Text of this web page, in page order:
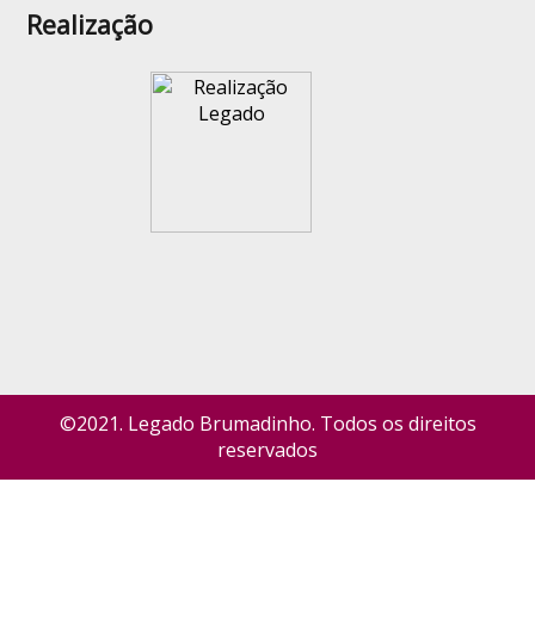
Realização
©2021. Legado Brumadinho. Todos os direitos
reservados